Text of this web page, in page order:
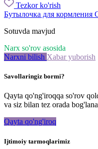
Tezkor ko'rish
Бутылочка для кормления
Sotuvda mavjud
Narx so'rov asosida
Narxni bilish Xabar yuborish
Savollaringiz bormi?
Qayta qo'ng'iroqqa so'rov
va siz bilan tez orada
Qayta qo'ng'iroq
Ijtimoiy tarmoqlarimiz